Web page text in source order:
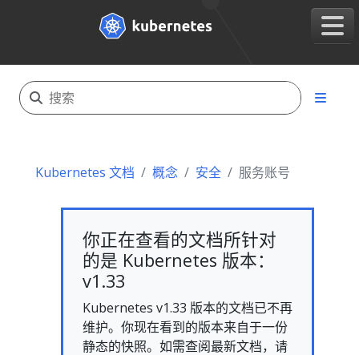
Kubernetes 文档 概念 安全 服务账号
你正在查看的文档所针对
的是 Kubernetes 版本：
v1.33
Kubernetes v1.33 版本的文档已不再
维护。你现在看到的版本来自于一份
静态的快照。如需查阅最新文档，请